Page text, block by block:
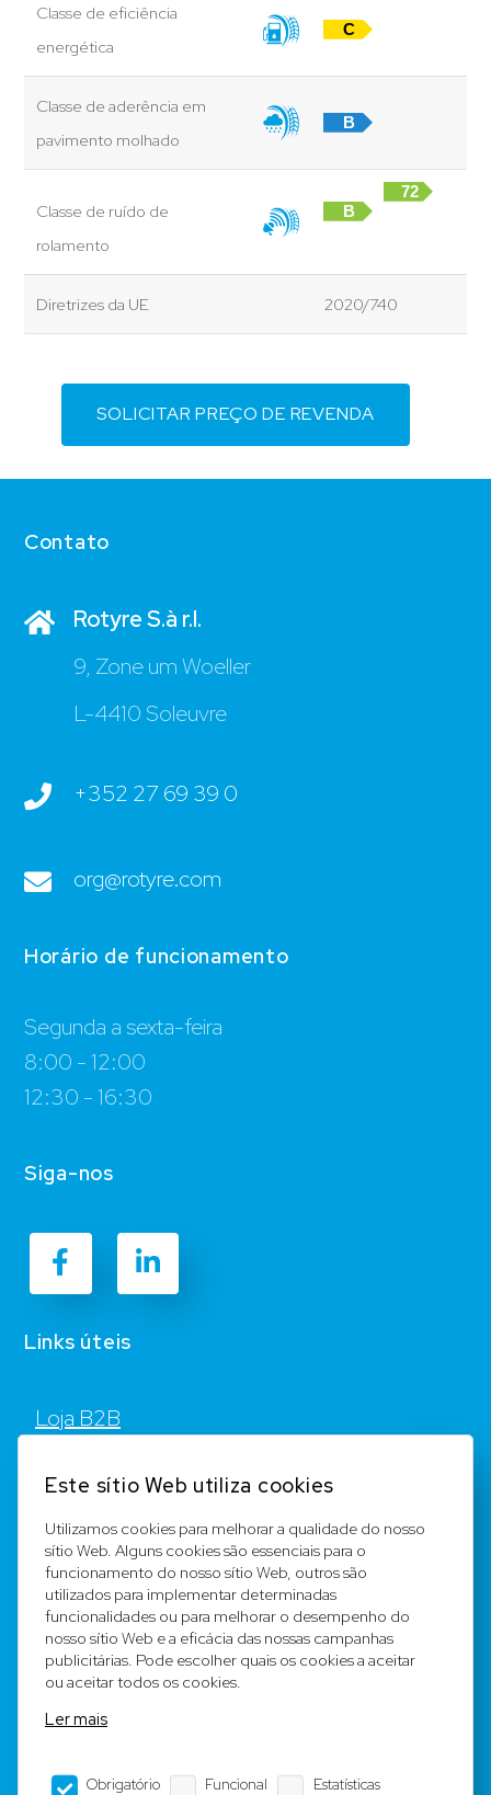
Classe de eficiência
energética
C
Classe de aderência em
pavimento molhado
B
Classe de ruído de
rolamento
B
72
Diretrizes da UE 2020/740
SOLICITAR PREÇO DE REVENDA
Contato
Rotyre S.à r.l.
9, Zone um Woeller
L-4410 Soleuvre
+352 27 69 39 0
org@rotyre.com
Horário de funcionamento
Segunda a sexta-feira
8:00 - 12:00
12:30 - 16:30
Siga-nos
Links úteis
Loja B2B
Registar
Equipa
Notícia legal
Este sítio Web utiliza cookies
Utilizamos cookies para melhorar a qualidade do nosso
sítio Web. Alguns cookies são essenciais para o
funcionamento do nosso sítio Web, outros são
utilizados para implementar determinadas
funcionalidades ou para melhorar o desempenho do
nosso sítio Web e a eficácia das nossas campanhas
publicitárias. Pode escolher quais os cookies a aceitar
ou aceitar todos os cookies.
Ler mais
Obrigatório Funcional Estatísticas